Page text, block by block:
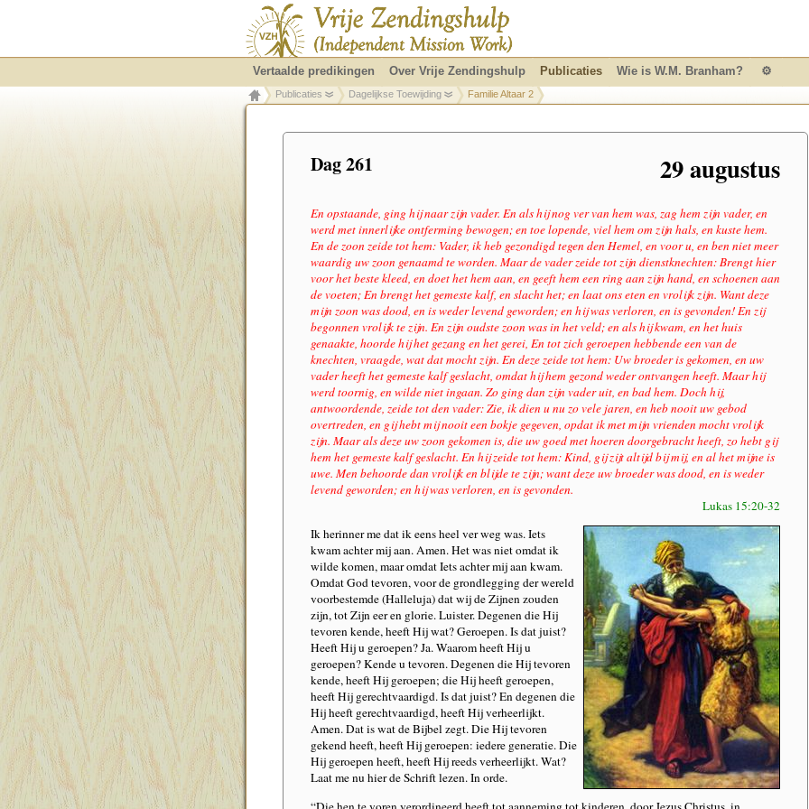
29 augustus
Dag 261
En opstaande, ging hij naar zijn vader. En als hij nog ver van hem was, zag hem zijn vader, en
werd met innerlijke ontferming bewogen; en toe lopende, viel hem om zijn hals, en kuste hem.
En de zoon zeide tot hem: Vader, ik heb gezondigd tegen den Hemel, en voor u, en ben niet meer
waardig uw zoon genaamd te worden. Maar de vader zeide tot zijn dienstknechten: Brengt hier
voor het beste kleed, en doet het hem aan, en geeft hem een ring aan zijn hand, en schoenen aan
de voeten; En brengt het gemeste kalf, en slacht het; en laat ons eten en vrolijk zijn. Want deze
mijn zoon was dood, en is weder levend geworden; en hij was verloren, en is gevonden! En zij
begonnen vrolijk te zijn. En zijn oudste zoon was in het veld; en als hij kwam, en het huis
genaakte, hoorde hij het gezang en het gerei, En tot zich geroepen hebbende een van de
knechten, vraagde, wat dat mocht zijn. En deze zeide tot hem: Uw broeder is gekomen, en uw
vader heeft het gemeste kalf geslacht, omdat hij hem gezond weder ontvangen heeft. Maar hij
werd toornig, en wilde niet ingaan. Zo ging dan zijn vader uit, en bad hem. Doch hij,
antwoordende, zeide tot den vader: Zie, ik dien u nu zo vele jaren, en heb nooit uw gebod
overtreden, en gij hebt mij nooit een bokje gegeven, opdat ik met mijn vrienden mocht vrolijk
zijn. Maar als deze uw zoon gekomen is, die uw goed met hoeren doorgebracht heeft, zo hebt gij
hem het gemeste kalf geslacht. En hij zeide tot hem: Kind, gij zijt altijd bij mij, en al het mijne is
uwe. Men behoorde dan vrolijk en blijde te zijn; want deze uw broeder was dood, en is weder
levend geworden; en hij was verloren, en is gevonden.
Lukas 15:20-32
Ik herinner me dat ik eens heel ver weg was. Iets
kwam achter mij aan. Amen. Het was niet omdat ik
wilde komen, maar omdat Iets achter mij aan kwam.
Omdat God tevoren, voor de grondlegging der wereld
voorbestemde (Halleluja) dat wij de Zijnen zouden
zijn, tot Zijn eer en glorie. Luister. Degenen die Hij
tevoren kende, heeft Hij wat? Geroepen. Is dat juist?
Heeft Hij u geroepen? Ja. Waarom heeft Hij u
geroepen? Kende u tevoren. Degenen die Hij tevoren
kende, heeft Hij geroepen; die Hij heeft geroepen,
heeft Hij gerechtvaardigd. Is dat juist? En degenen die
Hij heeft gerechtvaardigd, heeft Hij verheerlijkt.
Amen. Dat is wat de Bijbel zegt. Die Hij tevoren
gekend heeft, heeft Hij geroepen: iedere generatie. Die
Hij geroepen heeft, heeft Hij reeds verheerlijkt. Wat?
Laat me nu hier de Schrift lezen. In orde.
Vertaalde predikingen Over Vrije Zendingshulp Publicaties Wie is W.M. Branham? ⚙
Publicaties Dagelijkse Toewijding Familie Altaar 2